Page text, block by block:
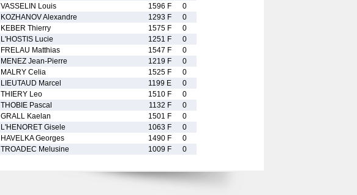
VASSELIN Louis 1596 F
0
KOZHANOV Alexandre 1293 F
0
KEBER Thierry 1575 F
0
L'HOSTIS Lucie 1251 F
0
FRELAU Matthias 1547 F
0
MENEZ Jean-Pierre 1219 F
0
MALRY Celia 1525 F
0
LIEUTAUD Marcel 1199 E
0
THIERY Leo 1510 F
0
THOBIE Pascal 1132 F
0
GRALL Kaelan 1501 F
0
L'HENORET Gisele 1063 F
0
HAVELKA Georges 1490 F
0
TROADEC Melusine 1009 F 0